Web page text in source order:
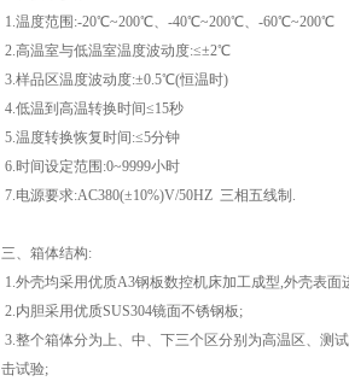
1.温度范围:-20℃~200℃、-40℃~200℃、-60℃~200℃
2.高温室与低温室温度波动度:≤±2℃
3.样品区温度波动度:±0.5℃(恒温时)
4.低温到高温转换时间≤15秒
5.温度转换恢复时间:≤5分钟
6.时间设定范围:0~9999小时
7.电源要求:AC380(±10%)V/50HZ 三相五线制.
三、箱体结构:
1.外壳均采用优质A3钢板数控机床加工成型,外壳表
2.内胆采用优质SUS304镜面不锈钢板;
3.整个箱体分为上、中、下三个区分别为高温区、测
击试验;